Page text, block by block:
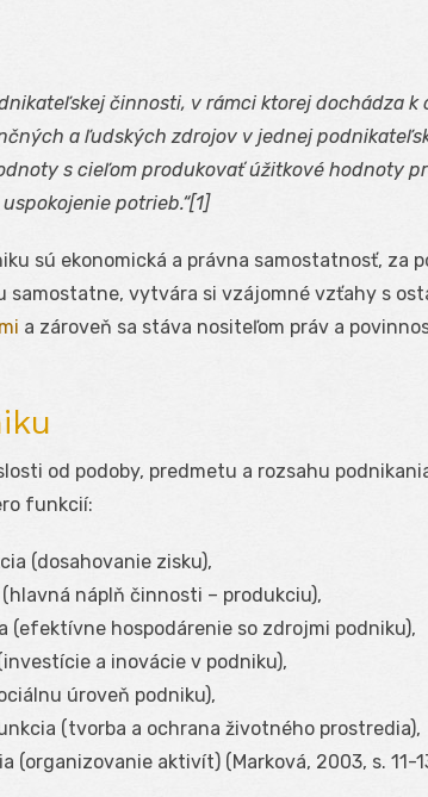
činnosti, v rámci ktorej dochádza k
a ľudských zdrojov v jednej
s cieľom produkovať úžitkové hodnoty
potrieb.“[1]
sú ekonomická a právna samostatnosť, za
samostatne, vytvára si vzájomné vzťahy s
a zároveň sa stáva nositeľom práv a
od podoby, predmetu a rozsahu
funkcií:
(dosahovanie zisku),
náplň činnosti – produkciu),
(efektívne hospodárenie so zdrojmi podniku),
a inovácie v podniku),
úroveň podniku),
(tvorba a ochrana životného prostredia),
(organizovanie aktivít) (Marková, 2003, s. 11-